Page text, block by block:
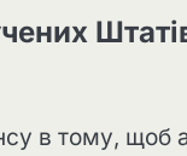
в тому, щоб